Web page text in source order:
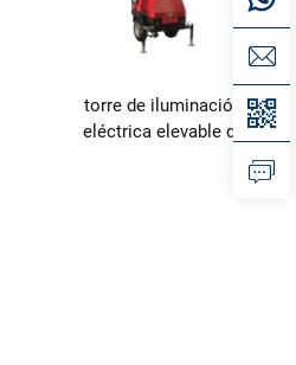
torre de iluminación
eléctrica elevable de